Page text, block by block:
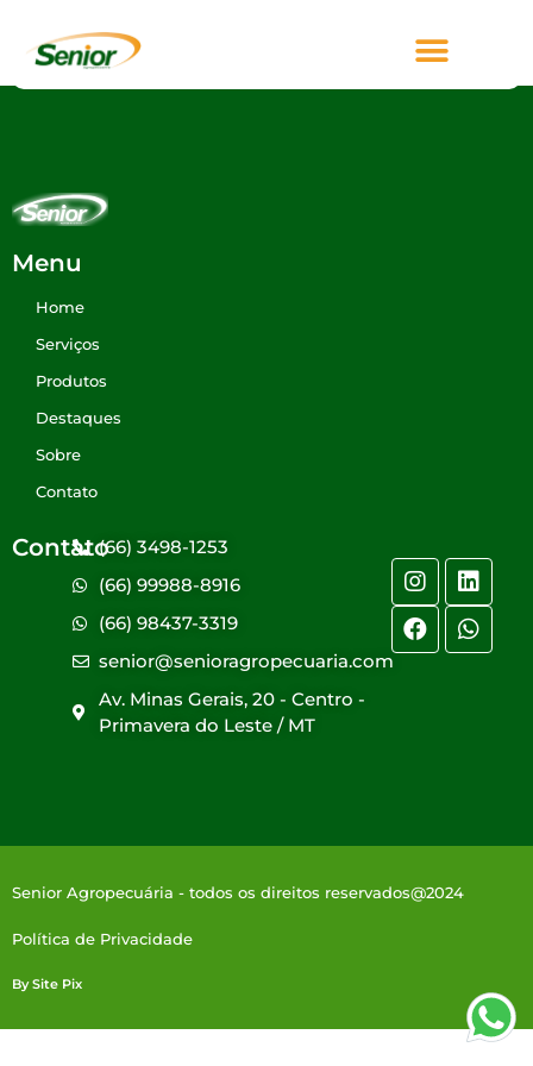
Pet – Vetnil
Menu
Home
Serviços
Produtos
Destaques
Sobre
Contato
Contato(66) 3498-1253
(66) 99988-8916
(66) 98437-3319
senior@senioragropecuaria.com
Av. Minas Gerais, 20 - Centro -
Primavera do Leste / MT
Senior Agropecuária - todos os direitos reservados@2024
Política de Privacidade
By Site Pix